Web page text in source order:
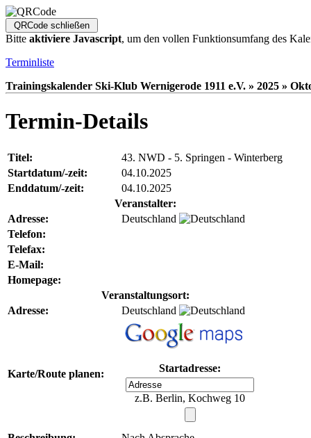
Bitte aktiviere Javascript, um den vollen Funktionsumfang des
Terminliste
Trainingskalender Ski-Klub Wernigerode 1911 e.V. » 2025 »
Termin-Details
Titel:
43. NWD - 5. Springen - Winterberg
Startdatum/-zeit:
04.10.2025
Enddatum/-zeit:
04.10.2025
Veranstalter:
Adresse:
Deutschland
Telefon:
Telefax:
E-Mail:
Homepage:
Veranstaltungsort:
Adresse:
Deutschland
Karte/Route planen: Startadresse:
z.B. Berlin, Kochweg 10